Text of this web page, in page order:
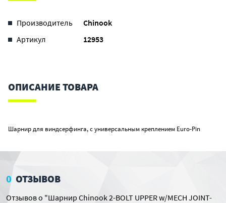
Производитель
Chinook
Артикул
12953
ОПИСАНИЕ ТОВАРА
Шарнир для виндсерфинга, с универсальным креплением Euro-Pin
0 ОТЗЫВОВ
Отзывов о "Шарнир Chinook 2-BOLT UPPER w/MECH JOINT-